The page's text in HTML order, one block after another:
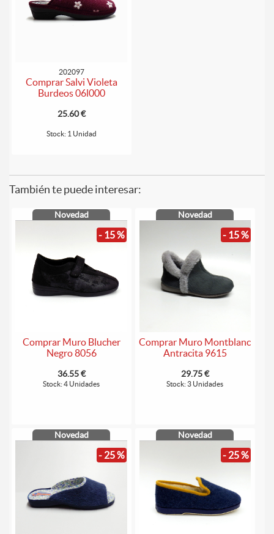
202097
Comprar Salvi Violeta
Burdeos 06l000
25.60 €
Stock: 1 Unidad
También te puede interesar:
Novedad
- 15 %
Comprar Muro Blucher
Negro 8056
36.55 €
Stock: 4 Unidades
Novedad
- 15 %
Comprar Muro Montblanc
Antracita 9615
29.75 €
Stock: 3 Unidades
Novedad
- 25 %
Novedad
- 25 %